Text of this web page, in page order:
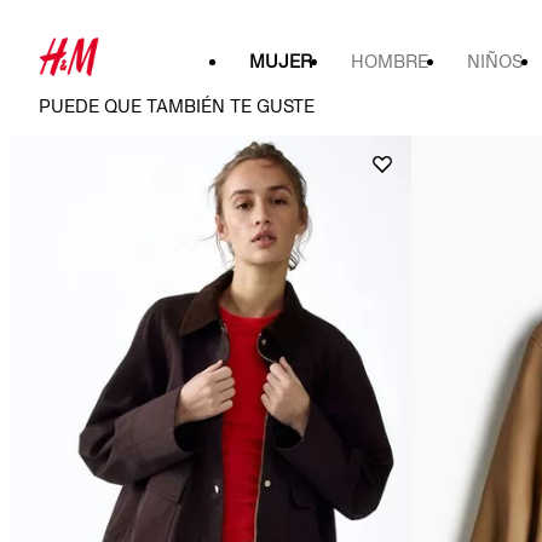
MUJER HOMBRE NIÑOS
PUEDE QUE TAMBIÉN TE GUSTE